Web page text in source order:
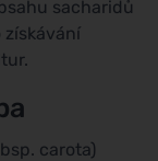
sacharidů
carota)